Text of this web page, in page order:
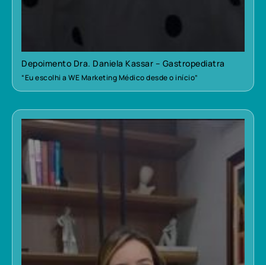
Depoimento Dra. Daniela Kassar – Gastropediatra
“Eu escolhi a WE Marketing Médico desde o início”